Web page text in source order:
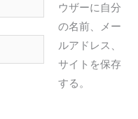
ウザーに自分
の名前、メー
ルアドレス、
サイトを保存
する。